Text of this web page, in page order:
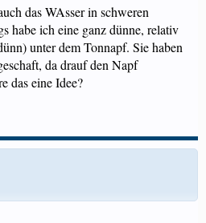
das WAsser in schweren
habe ich eine ganz dünne, relativ
unter dem Tonnapf. Sie haben
da drauf den Napf
das eine Idee?